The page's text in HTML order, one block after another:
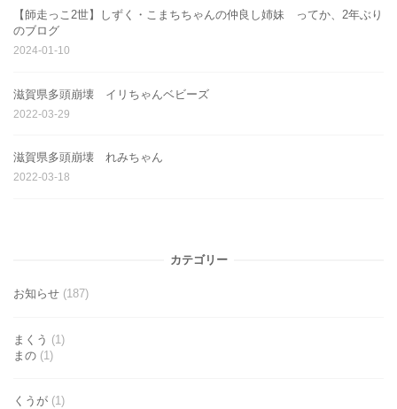
【師走っこ2世】しずく・こまちちゃんの仲良し姉妹 ってか、2年ぶり
のブログ
2024-01-10
滋賀県多頭崩壊 イリちゃんベビーズ
2022-03-29
滋賀県多頭崩壊 れみちゃん
2022-03-18
カテゴリー
お知らせ (187)
まくう (1)
まの (1)
くうが (1)